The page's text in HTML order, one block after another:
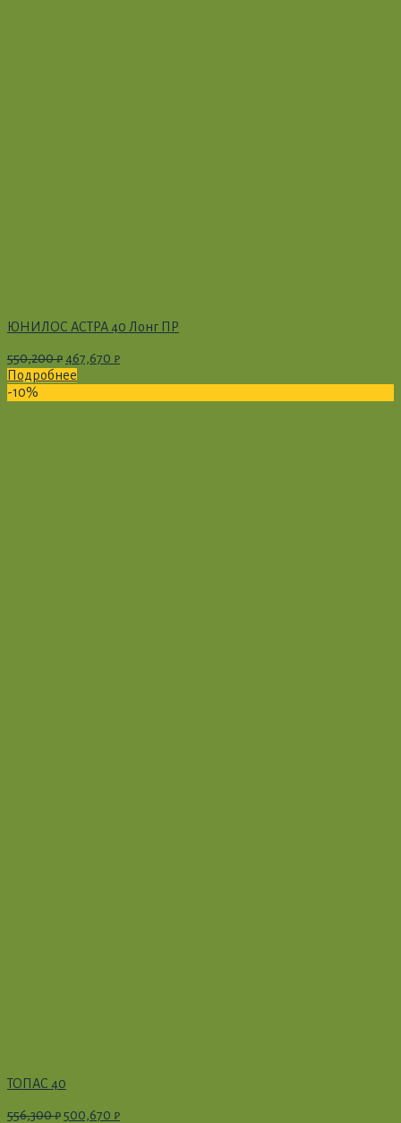
ЮНИЛОС АСТРА 40 Лонг ПР
550,200₽ 467,670 ₽
Подробнее
-10%
ТОПАС 40
556,300₽ 500,670 ₽